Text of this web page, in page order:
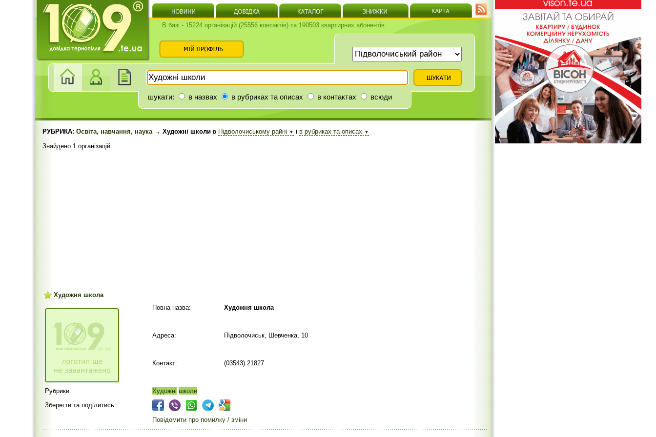
В базі - 15224 організацій (25556 контактів) та 190503 квартирних абонентів
шукати: в назвах в рубриках та описах в контактах всюди
РУБРИКА: Освіта, навчання, наука→ Художні школи в Підволочиському райні ▼ і в рубриках та описах ▼
Знайдено 1 організацій:
Художня школа
Повна назва:
Художня школа
Адреса: Підволочиськ, Шевченка, 10
Контакт: (03543) 21827
Рубрики: Художні школи
Зберегти та поділитись:
Повідомити про помилку / зміни